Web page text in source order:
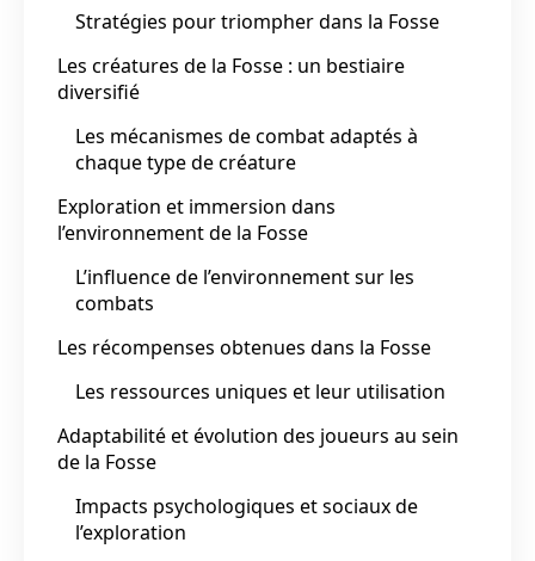
Stratégies pour triompher dans la Fosse
Les créatures de la Fosse : un bestiaire
diversifié
Les mécanismes de combat adaptés à
chaque type de créature
Exploration et immersion dans
l’environnement de la Fosse
L’influence de l’environnement sur les
combats
Les récompenses obtenues dans la Fosse
Les ressources uniques et leur utilisation
Adaptabilité et évolution des joueurs au sein
de la Fosse
Impacts psychologiques et sociaux de
l’exploration